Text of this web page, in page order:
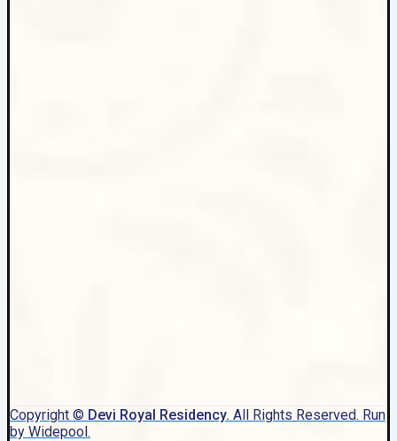
Copyright © Devi Royal Residency. All Rights Reserved. Run
by Widepool.